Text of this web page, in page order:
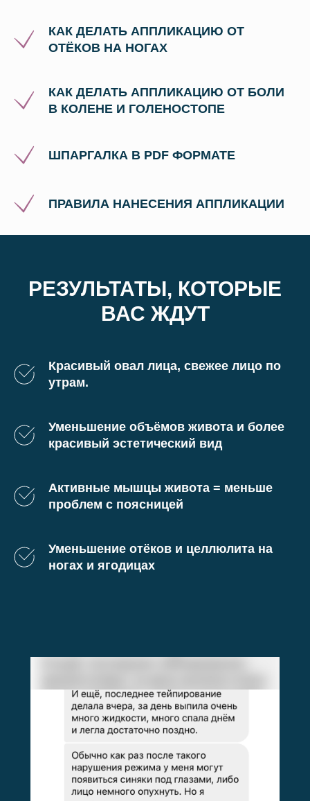
КАК ДЕЛАТЬ АППЛИКАЦИЮ ОТ
ОТЁКОВ НА НОГАХ
КАК ДЕЛАТЬ АППЛИКАЦИЮ ОТ БОЛИ
В КОЛЕНЕ И ГОЛЕНОСТОПЕ
ШПАРГАЛКА В PDF ФОРМАТЕ
ПРАВИЛА НАНЕСЕНИЯ АППЛИКАЦИИ
РЕЗУЛЬТАТЫ, КОТОРЫЕ
ВАС ЖДУТ
Красивый овал лица, свежее лицо по
утрам.
Уменьшение объёмов живота и более
красивый эстетический вид
Активные мышцы живота = меньше
проблем с поясницей
Уменьшение отёков и целлюлита на
ногах и ягодицах